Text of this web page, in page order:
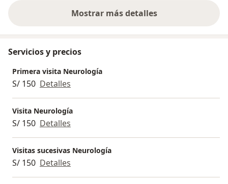
Mostrar más detalles
sobre la experiencia
Servicios y precios
Primera visita Neurología
S/ 150 Detalles
Visita Neurología
S/ 150 Detalles
Visitas sucesivas Neurología
S/ 150 Detalles